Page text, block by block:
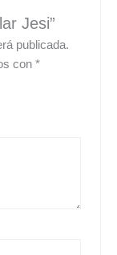
Jesi”
publicada.
con*